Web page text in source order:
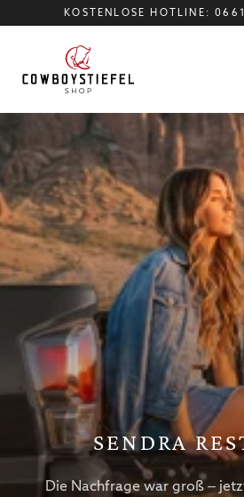
INHALT
KOSTENLOSE HOTLINE:
SENDRA
Die Nachfrage war groß –